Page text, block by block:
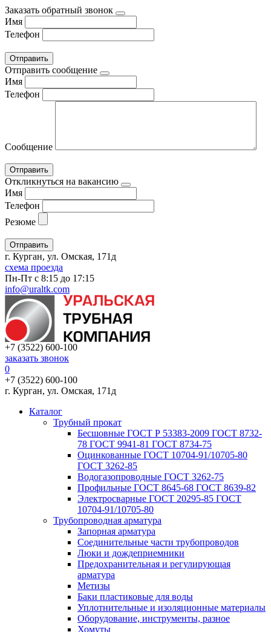
Заказать обратный звонок
Имя
Телефон
Отправить сообщение
Имя
Телефон
Сообщение
Откликнуться на вакансию
Имя
Телефон
Резюме
г. Курган, ул. Омская, 171д
схема проезда
Пн-Пт с 8:15 до 17:15
info@uraltk.com
+7 (3522) 600-100
заказать звонок
0
+7 (3522) 600-100
г. Курган, ул. Омская, 171д
Каталог
Трубный прокат
Беcшовные ГОСТ Р 53383-2009 ГОСТ 8732-
78 ГОСТ 9941-81 ГОСТ 8734-75
Оцинкованные ГОСТ 10704-91/10705-80
ГОСТ 3262-85
Водогазопроводные ГОСТ 3262-75
Профильные ГОСТ 8645-68 ГОСТ 8639-82
Электросварные ГОСТ 20295-85 ГОСТ
10704-91/10705-80
Трубопроводная арматура
Запорная арматура
Соединительные части трубопроводов
Люки и дождеприемники
Предохранительная и регулирующая
арматура
Метизы
Баки пластиковые для воды
Уплотнительные и изоляционные материалы
Оборудование, инструменты, разное
Хомуты